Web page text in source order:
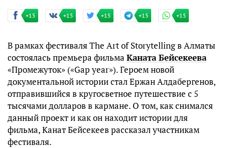
+15 +15 +15 +15 +15
В рамках фестиваля The Art of Storytelling в Алматы
состоялась премьера фильма Каната Бейсекеева
«Промежуток» («Gap year»). Героем новой
документальной истории стал Ержан Алдабергенов,
отправившийся в кругосветное путешествие с 5
тысячами долларов в кармане. О том, как снимался
данный проект и как он находит истории для
фильма, Канат Бейсекеев рассказал участникам
фестиваля.